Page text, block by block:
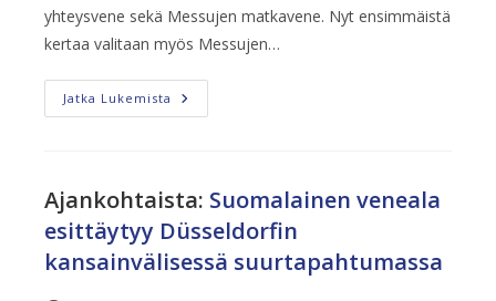
yhteysvene sekä Messujen matkavene. Nyt ensimmäistä
kertaa valitaan myös Messujen…
Jatka Lukemista Helsingin
Venemessuilla
Ajankohtaista: Suomalainen veneala
esittäytyy Düsseldorfin
kansainvälisessä suurtapahtumassa